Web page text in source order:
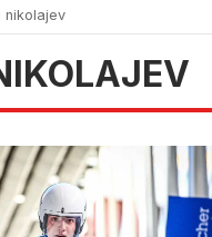
nikolajev